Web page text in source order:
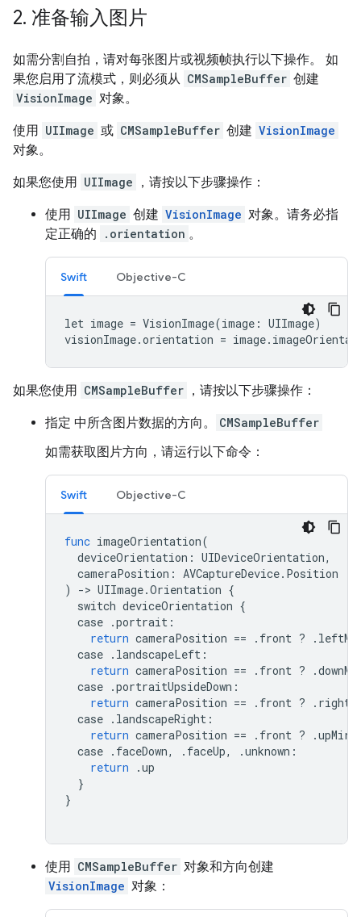
2. 准备输入图片
如需分割自拍，请对每张图片或视频帧执行以下操作。 如
果您启用了流模式，则必须从 CMSampleBuffer 创建
VisionImage 对象。
使用 UIImage 或 CMSampleBuffer 创建 VisionImage
对象。
如果您使用 UIImage ，请按以下步骤操作：
使用 UIImage 创建 VisionImage 对象。请务必指
定正确的
.orientation 。
Swift Objective-C
let image = VisionImage(image: UIImage)
visionImage.orientation =
如果您使用 CMSampleBuffer ，请按以下步骤操作：
指定 中所含图片数据的方向。
CMSampleBuffer
如需获取图片方向，请运行以下命令：
Swift Objective-C
func imageOrientation(
deviceOrientation : UIDeviceOrientation,
cameraPosition : AVCaptureDevice. Position
)
-> UIImage.Orientation {
switch deviceOrientation {
case .portrait :
return cameraPosition == . front ? .
case . landscapeLeft :
return cameraPosition == . front ? .
case .portraitUpsideDown :
return cameraPosition == . front ? .
case . landscapeRight :
return cameraPosition == . front ? .
case . faceDown, . faceUp, .unknown :
return
.up
}
}
使用 CMSampleBuffer 对象和方向创建
VisionImage 对象：